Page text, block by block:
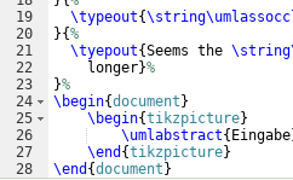
19
20
21
22
23
24
25
26
27
28
\typeout{
}{%
\tyepout{Seems the
    longer
}%
}%
\begin{document }
\begin{tikzpicture}
\umlabstract{ Eingabe
\end {tikzpicture}
\end {document }